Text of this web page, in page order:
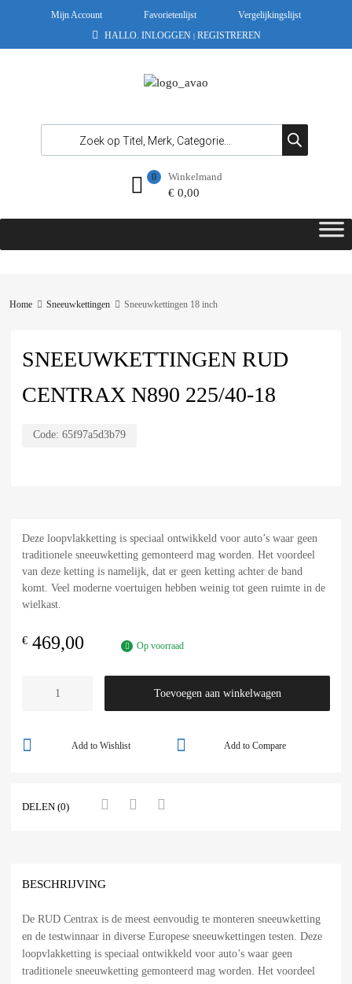
Mijn Account Favorietenlijst
Vergelijkingslijst
HALLO. INLOGGEN | REGISTREREN
Winkelmand
€0,00
0
Home Sneeuwkettingen Sneeuwkettingen 18 inch
SNEEUWKETTINGEN RUD
CENTRAX N890 225/40-18
Code: 65f97a5d3b79
Deze loopvlakketting is speciaal ontwikkeld voor auto’s waar geen
traditionele sneeuwketting gemonteerd mag worden. Het voordeel
van deze ketting is namelijk, dat er geen ketting achter de band
komt. Veel moderne voertuigen hebben weinig tot geen ruimte in de
wielkast.
€ 469,00 Op voorraad
Toevoegen aan winkelwagen
Add to Compare
Add to Wishlist
DELEN (0)
BESCHRIJVING
De RUD Centrax is de meest eenvoudig te monteren sneeuwketting
en de testwinnaar in diverse Europese sneeuwkettingen testen. Deze
loopvlakketting is speciaal ontwikkeld voor auto’s waar geen
traditionele sneeuwketting gemonteerd mag worden. Het voordeel